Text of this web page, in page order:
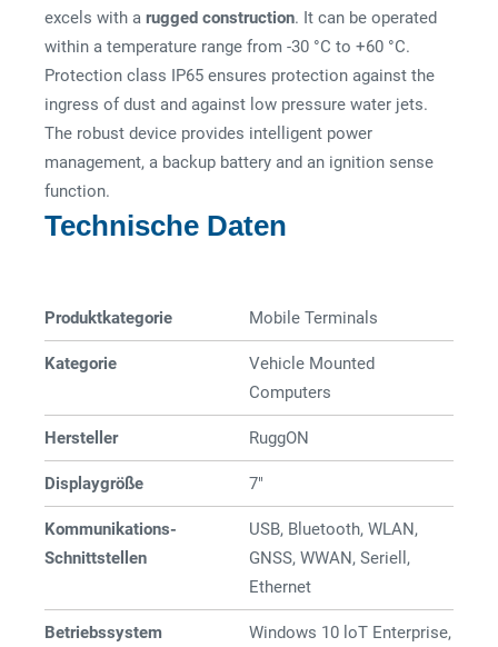
excels with a rugged construction. It can be operated
within a temperature range from -30 °C to +60 °C.
Protection class IP65 ensures protection against the
ingress of dust and against low pressure water jets.
The robust device provides intelligent power
management, a backup battery and an ignition sense
function.
Technische Daten
Produktkategorie Mobile Terminals
Kategorie
Vehicle Mounted
Computers
Hersteller RuggON
Displaygröße 7"
Kommunikations-
Schnittstellen
USB, Bluetooth, WLAN,
GNSS, WWAN, Seriell,
Ethernet
Betriebssystem
Windows 10 loT Enterprise,